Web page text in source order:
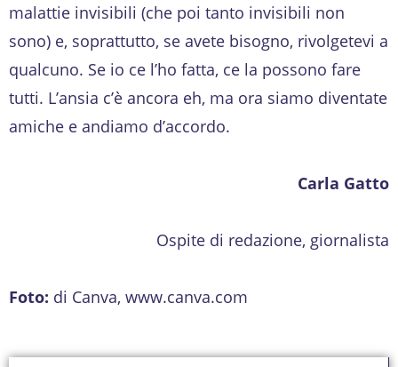
malattie invisibili (che poi tanto invisibili non
sono) e, soprattutto, se avete bisogno, rivolgetevi a
qualcuno. Se io ce l’ho fatta, ce la possono fare
tutti. L’ansia c’è ancora eh, ma ora siamo diventate
amiche e andiamo d’accordo.
Carla Gatto
Ospite di redazione, giornalista
Foto: di Canva, www.canva.com